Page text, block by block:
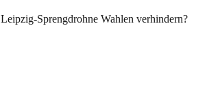
Sprengdrohne Wahlen verhindern?